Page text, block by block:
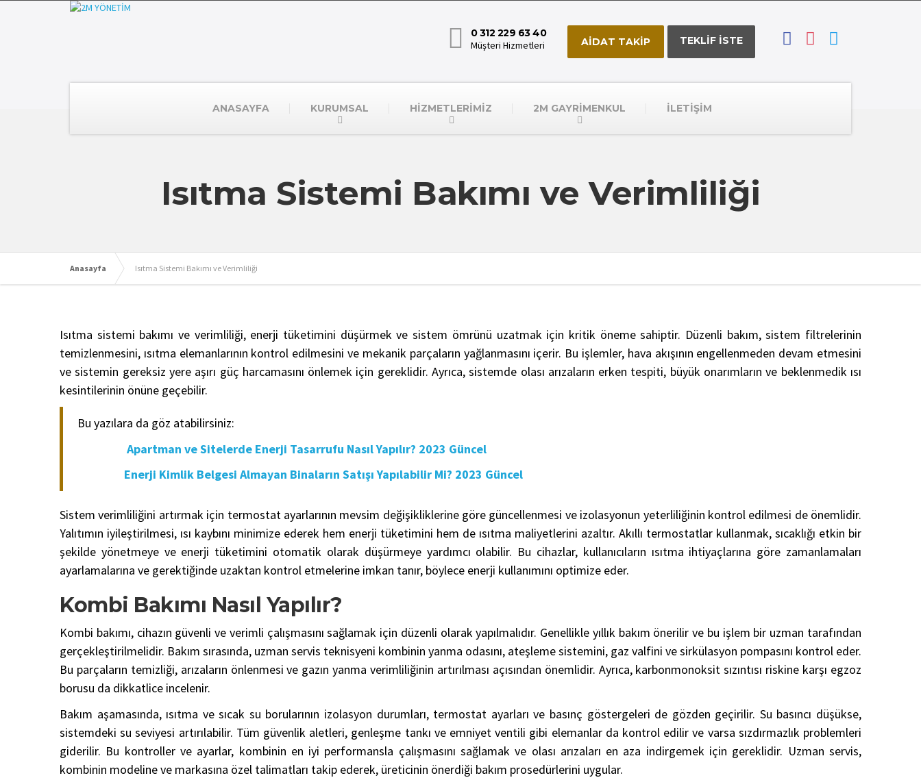
0 312 229 63 40
Müşteri Hizmetleri
AİDAT TAKİP TEKLİF İSTE
ANASAYFA KURUMSAL HİZMETLERİMİZ 2M GAYRİMENKUL İLETİŞİM
Isıtma Sistemi Bakımı ve Verimliliği
Anasayfa Isıtma Sistemi Bakımı ve Verimliliği
Isıtma sistemi bakımı ve verimliliği, enerji tüketimini düşürmek ve sistem ömrünü uzatmak için kritik öneme sahiptir. Düzenli bakım, sistem filtrelerinin
temizlenmesini, ısıtma elemanlarının kontrol edilmesini ve mekanik parçaların yağlanmasını içerir. Bu işlemler, hava akışının engellenmeden devam etmesini
ve sistemin gereksiz yere aşırı güç harcamasını önlemek için gereklidir. Ayrıca, sistemde olası arızaların erken tespiti, büyük onarımların ve beklenmedik ısı
kesintilerinin önüne geçebilir.
Bu yazılara da göz atabilirsiniz:
Apartman ve Sitelerde Enerji Tasarrufu Nasıl Yapılır? 2023 Güncel
Enerji Kimlik Belgesi Almayan Binaların Satışı Yapılabilir Mi? 2023 Güncel
Sistem verimliliğini artırmak için termostat ayarlarının mevsim değişikliklerine göre güncellenmesi ve izolasyonun yeterliliğinin kontrol edilmesi de önemlidir.
Yalıtımın iyileştirilmesi, ısı kaybını minimize ederek hem enerji tüketimini hem de ısıtma maliyetlerini azaltır. Akıllı termostatlar kullanmak, sıcaklığı etkin bir
şekilde yönetmeye ve enerji tüketimini otomatik olarak düşürmeye yardımcı olabilir. Bu cihazlar, kullanıcıların ısıtma ihtiyaçlarına göre zamanlamaları
ayarlamalarına ve gerektiğinde uzaktan kontrol etmelerine imkan tanır, böylece enerji kullanımını optimize eder.
Kombi Bakımı Nasıl Yapılır?
Kombi bakımı, cihazın güvenli ve verimli çalışmasını sağlamak için düzenli olarak yapılmalıdır. Genellikle yıllık bakım önerilir ve bu işlem bir uzman tarafından
gerçekleştirilmelidir. Bakım sırasında, uzman servis teknisyeni kombinin yanma odasını, ateşleme sistemini, gaz valfini ve sirkülasyon pompasını kontrol eder.
Bu parçaların temizliği, arızaların önlenmesi ve gazın yanma verimliliğinin artırılması açısından önemlidir. Ayrıca, karbonmonoksit sızıntısı riskine karşı egzoz
borusu da dikkatlice incelenir.
Bakım aşamasında, ısıtma ve sıcak su borularının izolasyon durumları, termostat ayarları ve basınç göstergeleri de gözden geçirilir. Su basıncı düşükse,
sistemdeki su seviyesi artırılabilir. Tüm güvenlik aletleri, genleşme tankı ve emniyet ventili gibi elemanlar da kontrol edilir ve varsa sızdırmazlık problemleri
giderilir. Bu kontroller ve ayarlar, kombinin en iyi performansla çalışmasını sağlamak ve olası arızaları en aza indirgemek için gereklidir. Uzman servis,
kombinin modeline ve markasına özel talimatları takip ederek, üreticinin önerdiği bakım prosedürlerini uygular.